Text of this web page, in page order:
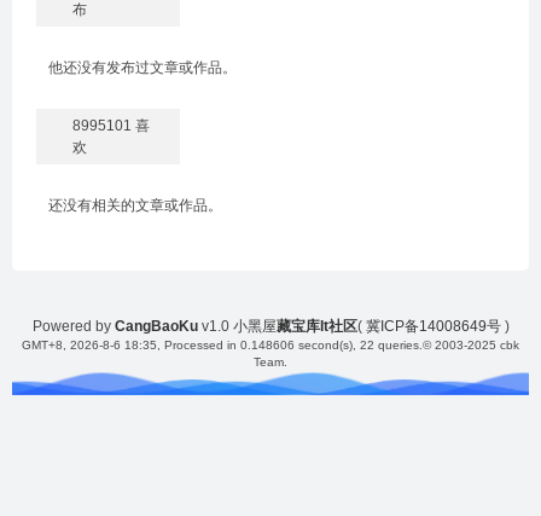
布
他还没有发布过文章或作品。
8995101 喜
欢
还没有相关的文章或作品。
Powered by CangBaoKu v1.0 小黑屋藏宝库It社区( 冀ICP备14008649号)
GMT+8, 2026-8-6 18:35 , Processed in 0.148606 second(s), 22 queries. © 2003-2025 cbk
Team.